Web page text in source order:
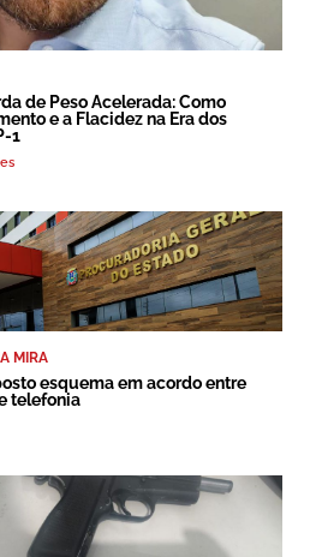
de Peso Acelerada: Como
e a Flacidez na Era dos
1
MIRA
esquema em acordo entre
telefonia